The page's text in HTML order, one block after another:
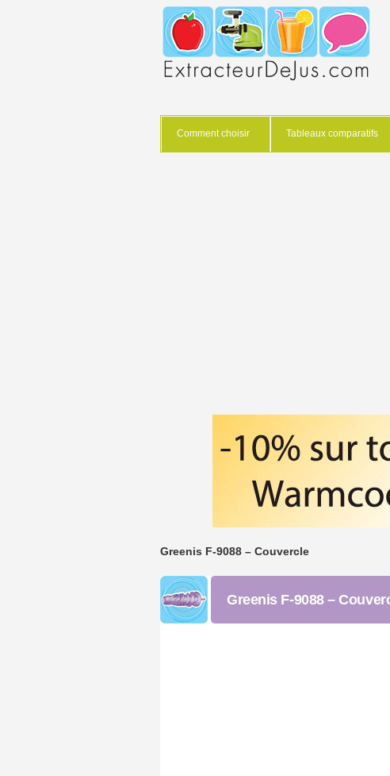
Comment choisir Tableaux comparatifs
Greenis F-9088 – Couvercle
Greenis F-9088 –